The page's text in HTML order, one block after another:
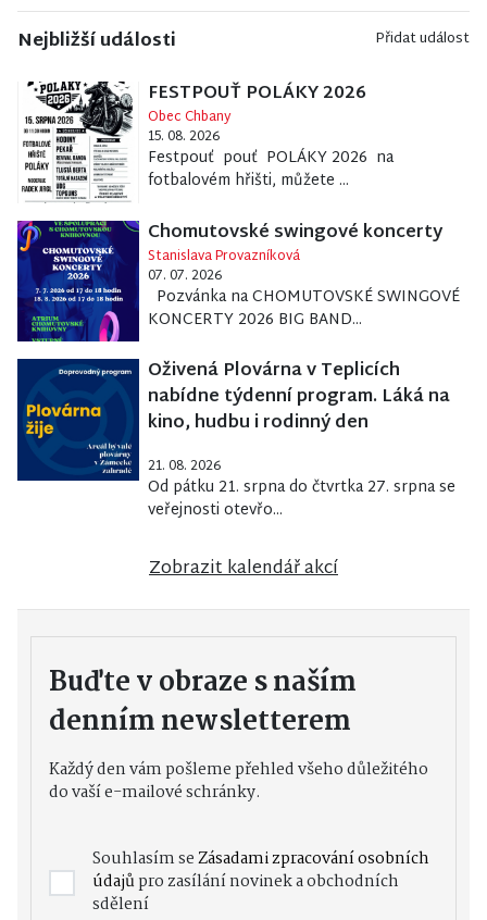
Nejbližší události Přidat událost
FESTPOUŤ POLÁKY 2026
Obec Chbany
15. 08. 2026
Festpouť pouť POLÁKY 2026 na
fotbalovém hřišti, můžete ...
Chomutovské swingové koncerty
Stanislava Provazníková
07. 07. 2026
Pozvánka na CHOMUTOVSKÉ SWINGOVÉ
KONCERTY 2026 BIG BAND...
Oživená Plovárna v Teplicích
nabídne týdenní program. Láká na
kino, hudbu i rodinný den
21. 08. 2026
Od pátku 21. srpna do čtvrtka 27. srpna se
veřejnosti otevřo...
Zobrazit kalendář akcí
Buďte v obraze s naším
denním newsletterem
Každý den vám pošleme přehled všeho důležitého
do vaší e-mailové schránky.
Souhlasím seZásadami zpracování osobních
údajůpro zasílání novinek a obchodních
sdělení